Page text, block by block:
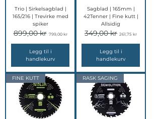
Trio | Sirkelsagblad |
165/216 | Trevirke med
spiker
Vanlig pris
899,00 kr Salgspris
799,00 kr
Legg til i
handlekurv
Sagblad | 165mm |
42Tenner | Fine kutt |
Allsidig
Vanlig pris
349,00 kr Salgspris
261,75 kr
Legg til i
handlekurv
FINE KUTT RASK SAGING